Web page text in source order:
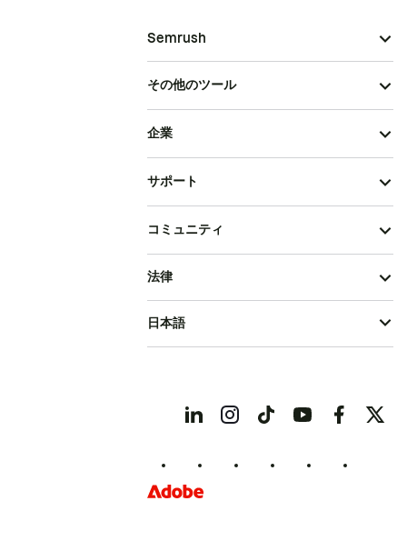
Semrush
その他のツール
企業
サポート
コミュニティ
法律
日本語